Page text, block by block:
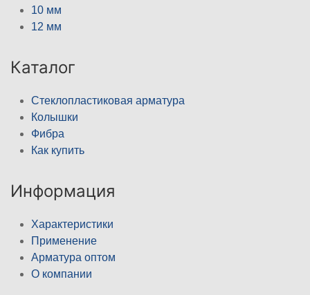
10 мм
12 мм
Каталог
Стеклопластиковая арматура
Колышки
Фибра
Как купить
Информация
Характеристики
Применение
Арматура оптом
О компании